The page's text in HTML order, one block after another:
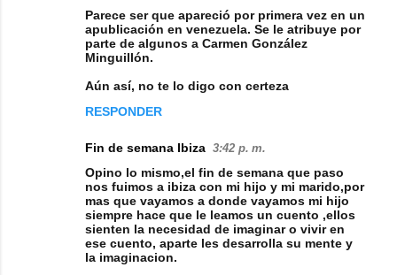
Parece ser que apareció por primera vez en un
apublicación en venezuela. Se le atribuye por
parte de algunos a Carmen González
Minguillón.
Aún así, no te lo digo con certeza
RESPONDER
Fin de semana Ibiza 3:42 p. m.
Opino lo mismo,el fin de semana que paso
nos fuimos a ibiza con mi hijo y mi marido,por
mas que vayamos a donde vayamos mi hijo
siempre hace que le leamos un cuento ,ellos
sienten la necesidad de imaginar o vivir en
ese cuento, aparte les desarrolla su mente y
la imaginacion.